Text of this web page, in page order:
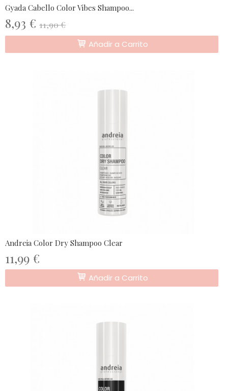
Gyada Cabello Color Vibes Shampoo...
8,93 € 11,90 €
Añadir a Carrito
Andreia Color Dry Shampoo Clear
11,99 €
Añadir a Carrito